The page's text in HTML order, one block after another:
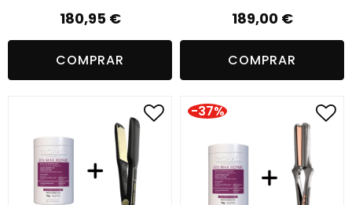
180,95 €
COMPRAR
189,00 €
COMPRAR
-37%